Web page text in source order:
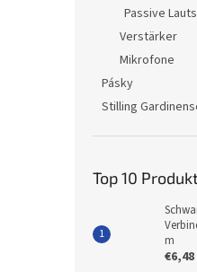
Passive
Verstärker
Mikrofone
Pásky
Stilling
Top 10
m
€6,48